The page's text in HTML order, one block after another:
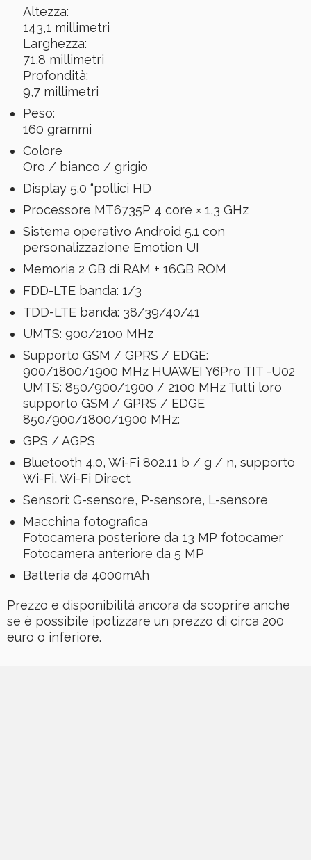
Altezza:
143,1 millimetri
Larghezza:
71,8 millimetri
Profondità:
9,7 millimetri
Peso:
160 grammi
Colore
Oro / bianco / grigio
Display 5.0 “pollici HD
Processore MT6735P 4 core × 1,3 GHz
Sistema operativo Android 5.1 con
personalizzazione Emotion UI
Memoria 2 GB di RAM + 16GB ROM
FDD-LTE banda: 1/3
TDD-LTE banda: 38/39/40/41
UMTS: 900/2100 MHz
Supporto GSM / GPRS / EDGE:
900/1800/1900 MHz HUAWEI Y6Pro TIT -U02
UMTS: 850/900/1900 / 2100 MHz Tutti loro
supporto GSM / GPRS / EDGE
850/900/1800/1900 MHz:
GPS / AGPS
Bluetooth 4.0, Wi-Fi 802.11 b / g / n, supporto
Wi-Fi, Wi-Fi Direct
Sensori: G-sensore, P-sensore, L-sensore
Macchina fotografica
Fotocamera posteriore da 13 MP fotocamer
Fotocamera anteriore da 5 MP
Batteria da 4000mAh
Prezzo e disponibilità ancora da scoprire anche
se è possibile ipotizzare un prezzo di circa 200
euro o inferiore.